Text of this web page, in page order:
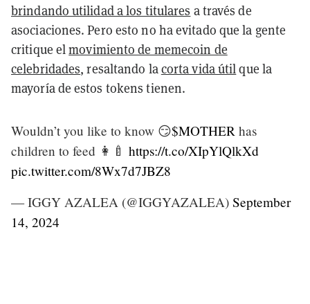
brindando utilidad a los titulares a través de
asociaciones. Pero esto no ha evitado que la gente
critique elmovimiento de memecoin de
celebridades, resaltando lacorta vida útilque la
mayoría de estos tokens tienen.
Wouldn’t you like to know 😏$MOTHER has
children to feed 👩‍🍼 https://t.co/XIpYlQlkXd
pic.twitter.com/8Wx7d7JBZ8
— IGGY AZALEA (@IGGYAZALEA) September
14, 2024